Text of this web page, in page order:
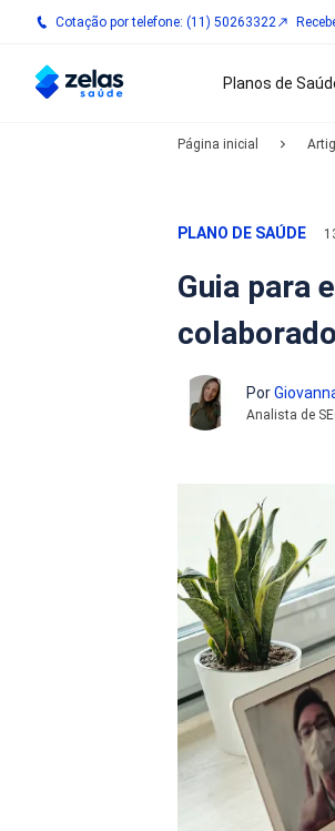
Cotação por telefone: (11) 50263322
Planos de
Página inicial
PLANO DE SAÚDE
Guia para
Por
Analista de